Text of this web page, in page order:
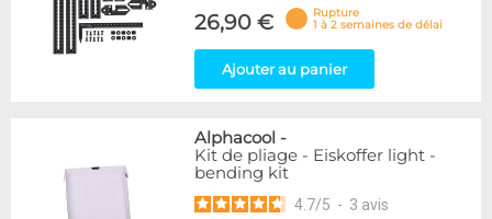
26,90 €
Rupture
1 à 2 semaines de délai
Ajouter au panier
Alphacool -
Kit de pliage - Eiskoffer light -
bending kit
4.7/5 - 3 avis